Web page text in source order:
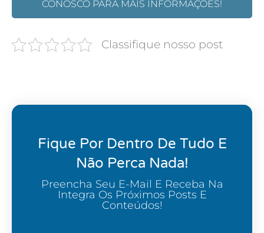
CONOSCO PARA MAIS INFORMAÇÕES!
Classifique nosso post
Fique Por Dentro De Tudo E
Não Perca Nada!
Preencha Seu E-Mail E Receba Na
Integra Os Próximos Posts E
Conteúdos!